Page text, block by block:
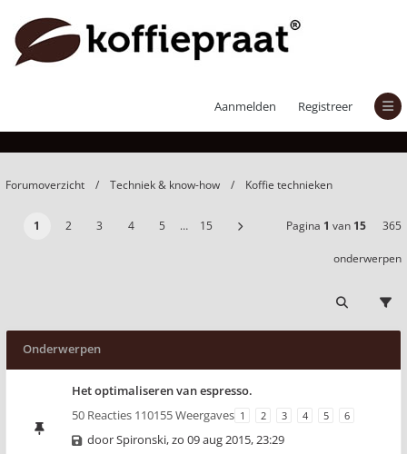
Aanmelden Registreer
Forumoverzicht Techniek & know-how Koffie technieken
1 2 3 4 5 … 15 Pagina 1 van 15 365
onderwerpen
Onderwerpen
Het optimaliseren van espresso.
50 Reacties 110155 Weergaves 1 2 3 4 5 6
doorSpironski,zo 09 aug 2015, 23:29